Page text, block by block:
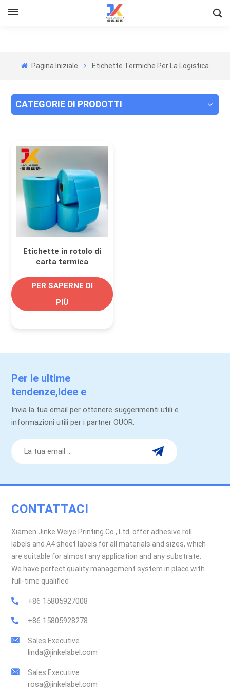
Pagina Iniziale Etichette Termiche Per La Logistica
CATEGORIE DI PRODOTTI
Etichette in rotolo di
carta termica
personalizzate per
prodotto
PER SAPERNE DI
PIÙ
Per le ultime
tendenze,Idee e
promozioni.
Invia la tua email per ottenere suggerimenti utili e
informazioni utili per i partner OUOR.
CONTATTACI
Xiamen Jinke Weiye Printing Co., Ltd. offer adhesive roll
labels and A4 sheet labels for all materials and sizes, which
are suitable for almost any application and any substrate.
We have perfect quality management system in place with
full-time qualified
+86 15805927008
+86 15805928278
Sales Executive
linda@jinkelabel.com
Sales Executive
rosa@jinkelabel.com